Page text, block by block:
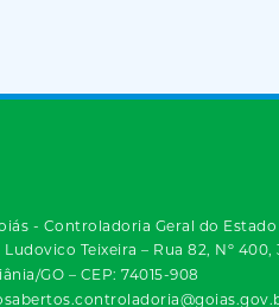
- Controladoria Geral do Estado
Teixeira – Rua 82, Nº 400,
GO – CEP: 74015-908